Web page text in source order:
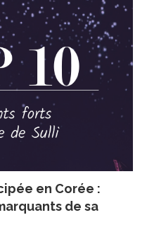
en Corée :
de sa